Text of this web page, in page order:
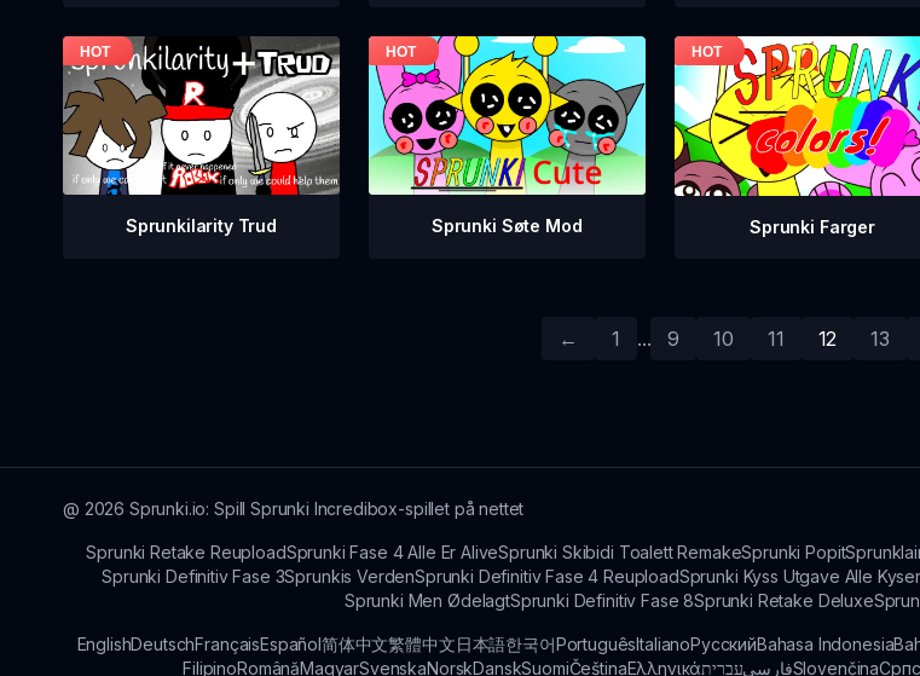
Sprunkilarity Trud Sprunki Søte Mod Sprunki Farger
← 1 ... 9 10 11 12 13
@ 2026 Sprunki.io: Spill Sprunki Incredibox-spillet på nettet
Sprunki Retake ReuploadSprunki Fase 4 Alle Er AliveSprunki Skibidi Toalett RemakeSprunki Popit
Sprunki Definitiv Fase 3Sprunkis VerdenSprunki Definitiv Fase 4 ReuploadSprunki Kyss Utgave Alle
Sprunki Men ØdelagtSprunki Definitiv Fase 8Sprunki Retake Deluxe
EnglishDeutschFrançaisEspañol简体中文繁體中文日本語한국어PortuguêsItalianoРусскийBahasa Indonesia
FilipinoRomânăMagyarSvenskaNorskDanskSuomiČeštinaΕλληνικάעבריתفارسیSlovenčina